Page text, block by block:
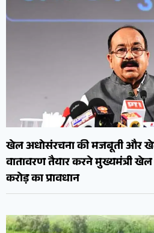
खेल अधोसंरचना की मजबूती और
वातावरण तैयार करने मुख्यमंत्री
करोड़ का प्रावधान